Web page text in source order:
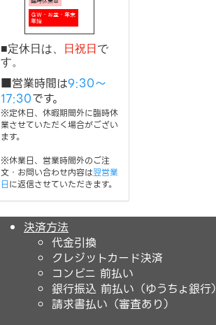
■定休日は、 日祝日で
す。
■営業時間は9:30～
17:30です。
※定休日、休暇期間外に臨時休
業させていただく場合がござい
ます。
※休業日、営業時間外のご注
文・お問い合わせ内容は翌営業
日に返信させていただきます。
決済方法
代金引換
クレジットカード決済
コンビニ 前払い
銀行振込 前払い（ゆうちょ銀行）
請求書払い（審査あり）